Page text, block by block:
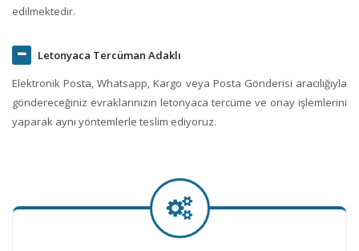
edilmektedir.
Letonyaca Tercüman Adaklı
Elektronik Posta, Whatsapp, Kargo veya Posta Gönderisi aracılığıyla
göndereceğiniz evraklarınızın letonyaca tercüme ve onay işlemlerini
yaparak aynı yöntemlerle teslim ediyoruz.